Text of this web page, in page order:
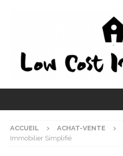
ACCUEIL ACHAT-VENTE
Immobilier Simplifié